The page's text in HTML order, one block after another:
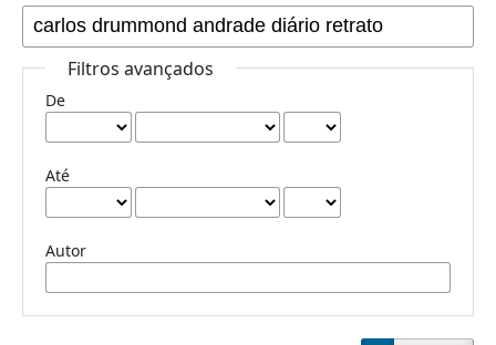
Filtros avançados
De
Até
Autor